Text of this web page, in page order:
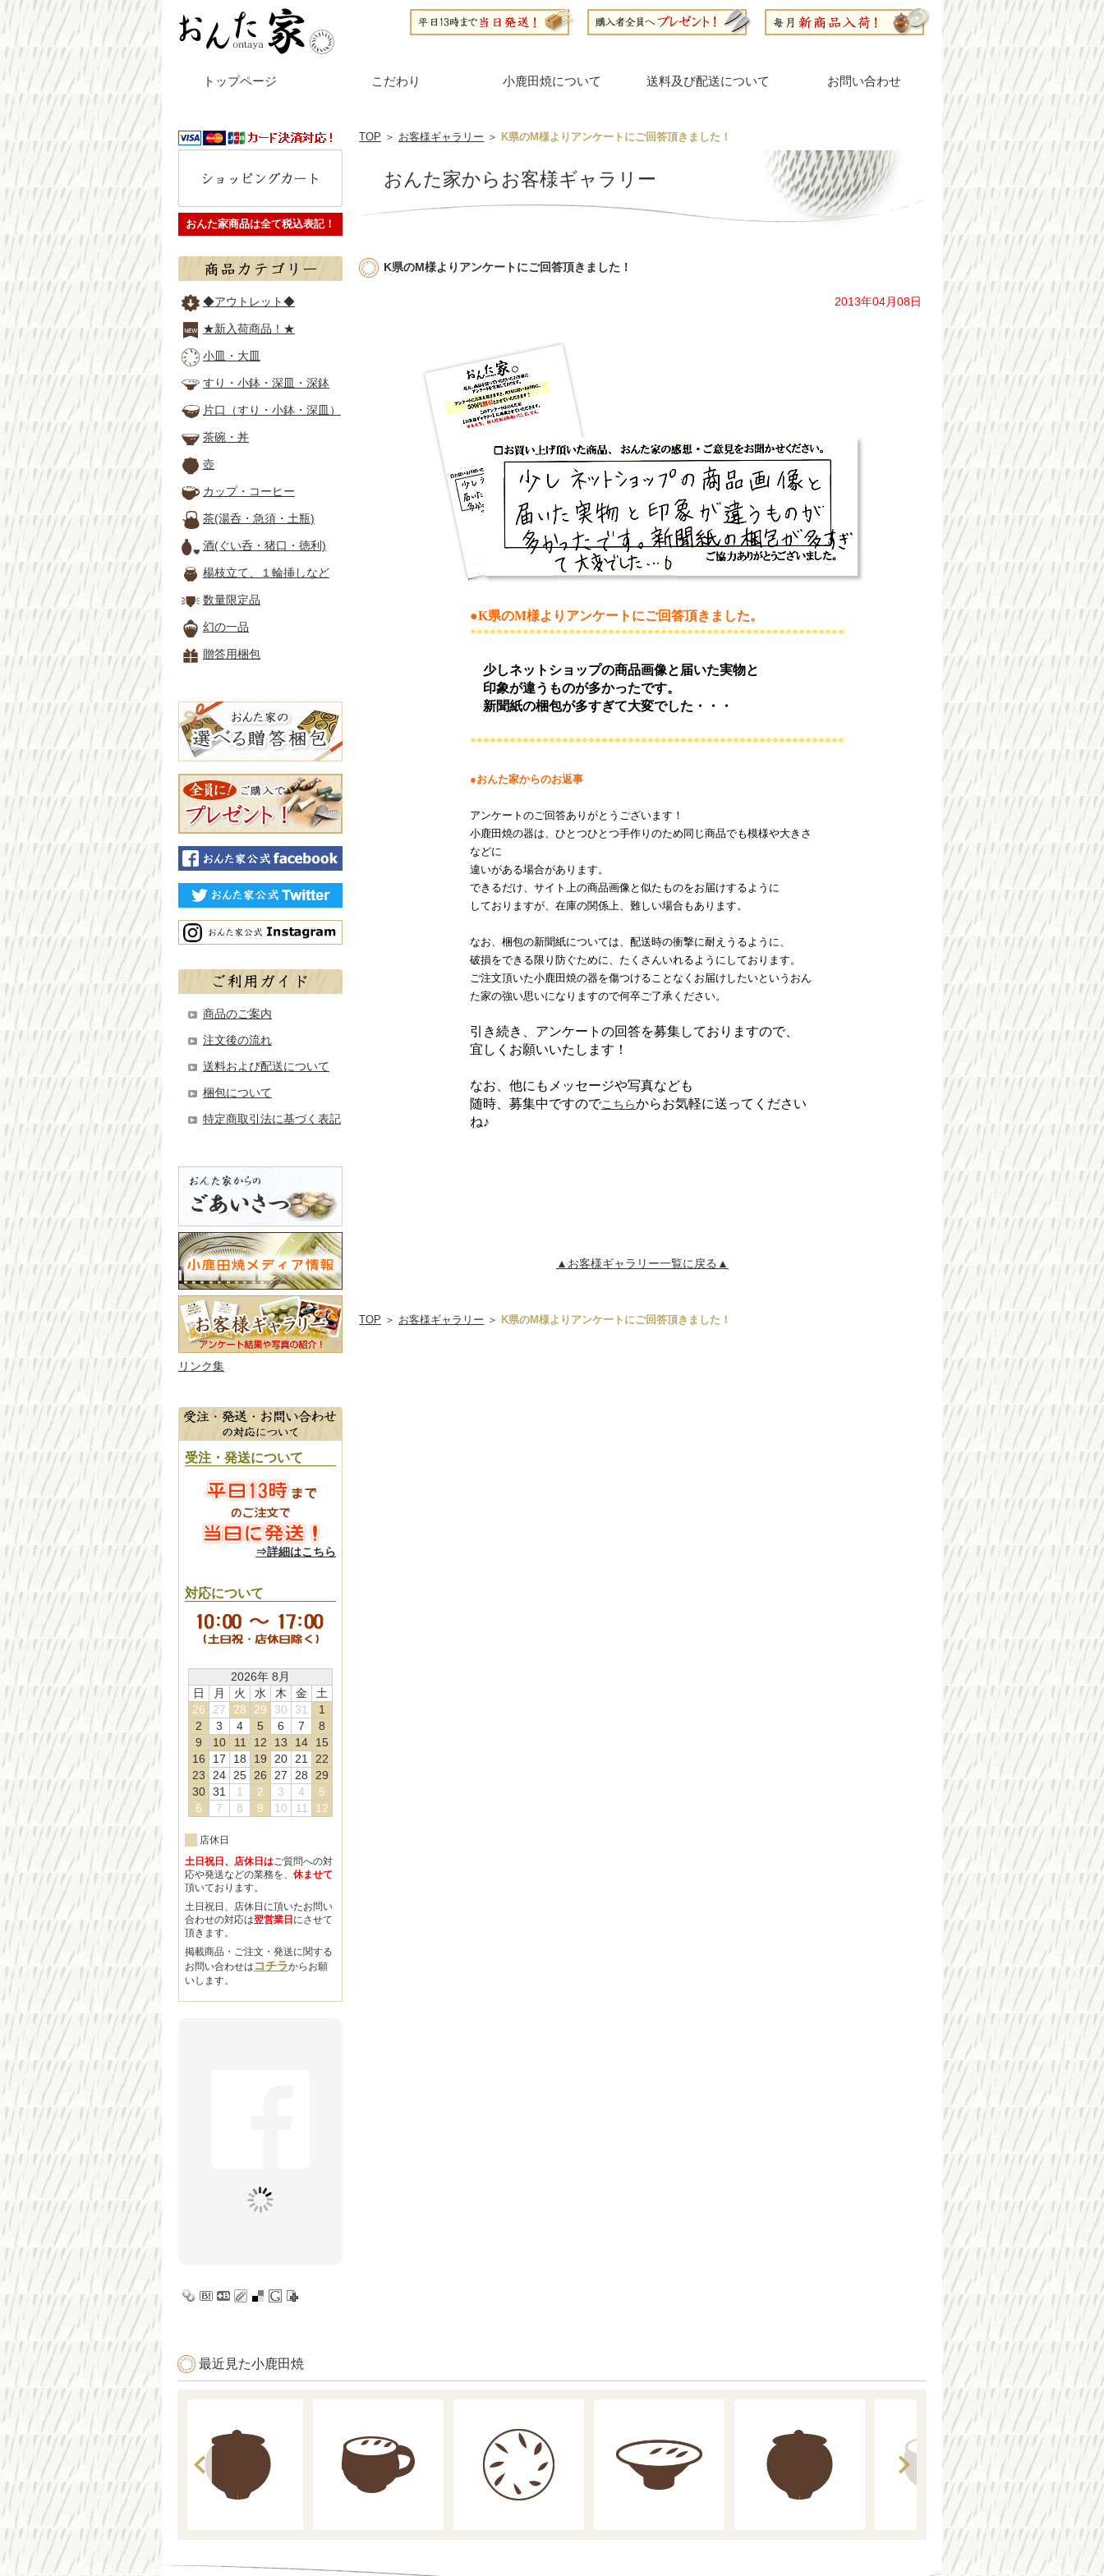
トップページ こだわり 小鹿田焼について 送料及び配送について お問い合わせ
TOP ＞ お客様ギャラリー ＞ K県のM様よりアンケートにご回答頂きました！
おんた家からお客様ギャラリー
K県のM様よりアンケートにご回答頂きました！
2013年04月08日
●K県のM様よりアンケートにご回答頂きました。
*********************************************************
少しネットショップの商品画像と届いた実物と
印象が違うものが多かったです。
新聞紙の梱包が多すぎて大変でした・・・
*********************************************************
●おんた家からのお返事
アンケートのご回答ありがとうございます！
小鹿田焼の器は、ひとつひとつ手作りのため 同じ商品でも模様や大きさ
などに
違いがある場合があります。
できるだけ、 サイト上の商品画像と似たものをお届けするように
しており ますが、 在庫の関係上、難しい場合もあります。
なお、 梱包の新聞紙については、 配送時の衝撃に耐えうるように、
破損をできる限り防ぐために、たくさんいれるようにしております。
ご注文頂いた小鹿田焼の器を傷つけることなくお届けしたいというおん
た家の強い思いになりますので何卒ご了承ください。
引き続き、アンケートの回答を募集しておりますので、
宜しくお願いいたします！
なお、他にもメッセージや写真なども
随時、募集中ですのでこちらからお気軽に送ってください
ね♪
▲お客様ギャラリー一覧に戻る▲
TOP ＞ お客様ギャラリー ＞ K県のM様よりアンケートにご回答頂きました！
おんた家商品は全て税込表記！
◆アウトレット◆
★新入荷商品！★
小皿・大皿
すり・小鉢・深皿・深鉢
片口（すり・小鉢・深皿）
茶碗・丼
壺
カップ・コーヒー
茶(湯呑・急須・土瓶)
酒(ぐい呑・猪口・徳利)
楊枝立て、１輪挿しなど
数量限定品
幻の一品
贈答用梱包
商品のご案内
注文後の流れ
送料および配送について
梱包について
特定商取引法に基づく表記
リンク集
受注・発送について
⇒詳細はこちら
対応について
2026年 8月
日
月 火 水 木 金
土
26
27 28 29 30 31
1
2
3 4 5 6 7
8
9
10 11 12 13 14
15
16
17 18 19 20 21
22
23
24 25 26 27 28
29
30 31 1 2 3 4
5
6
7 8 9 10 11 12
店休日
土日祝日、店休日はご質問への対
応や発送などの業務を、 休ませて
頂いております。
土日祝日、店休日に頂いたお問い
合わせの対応は翌営業日 にさせて
頂きます。
掲載商品・ご注文・発送に関する
お問い合わせは コチラからお願
いします。
最近見た小鹿田焼